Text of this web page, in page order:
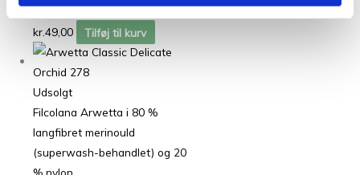
Deep Sea 146
kr.49,00 Tilføj til kurv
Udsolgt
Filcolana Arwetta i 80 %
langfibret merinould
(superwash-behandlet) og 20